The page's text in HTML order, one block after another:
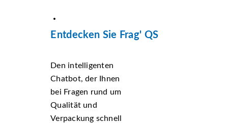
Entdecken Sie Frag' QS
Den intelligenten
Chatbot, der Ihnen
bei Fragen rund um
Qualität und
Verpackung schnell